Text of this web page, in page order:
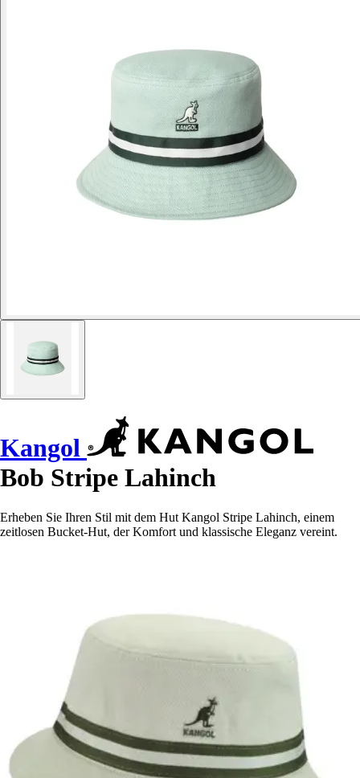
Kangol
Bob Stripe Lahinch
Erheben Sie Ihren Stil mit dem Hut Kangol Stripe Lahinch, einem
zeitlosen Bucket-Hut, der Komfort und klassische Eleganz vereint.